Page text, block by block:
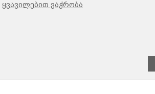
ყვავილებით ვაჭრობა